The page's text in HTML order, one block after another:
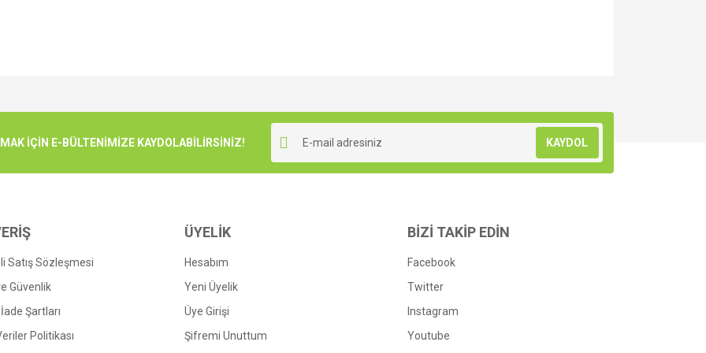
Gönder
İÇİN E-BÜLTENİMİZE KAYDOLABİLİRSİNİZ! KAYDOL
Satış Sözleşmesi
Güvenlik
Şartları
Politikası
ÜYELİK
Hesabım
Yeni Üyelik
Üye Girişi
Şifremi Unuttum
BİZİ TAKİP EDİN
Facebook
Twitter
Instagram
Youtube